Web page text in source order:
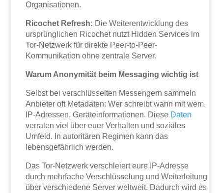
Organisationen.
Ricochet Refresh: Die Weiterentwicklung des
ursprünglichen Ricochet nutzt Hidden Services im
Tor-Netzwerk für direkte Peer-to-Peer-
Kommunikation ohne zentrale Server.
Warum Anonymität beim Messaging wichtig ist
Selbst bei verschlüsselten Messengern sammeln
Anbieter oft Metadaten: Wer schreibt wann mit wem,
IP-Adressen, Geräteinformationen. Diese Daten
verraten viel über euer Verhalten und soziales
Umfeld. In autoritären Regimen kann das
lebensgefährlich werden.
Das Tor-Netzwerk verschleiert eure IP-Adresse
durch mehrfache Verschlüsselung und Weiterleitung
über verschiedene Server weltweit. Dadurch wird es